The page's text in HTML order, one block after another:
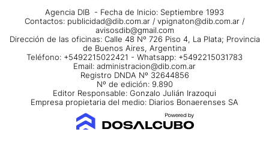
Agencia DIB - Fecha de Inicio: Septiembre 1993
Contactos: publicidad@dib.com.ar / vpignaton@dib.com.ar /
avisosdib@gmail.com
Dirección de las oficinas: Calle 48 Nº 726 Piso 4, La Plata; Provincia
de Buenos Aires, Argentina
Teléfono: +5492215022421 - Whatsapp: +5492215031783
Email: administracion@dib.com.ar
Registro DNDA Nº 32644856
Nº de edición: 9.890
Editor Responsable: Gonzalo Julián Irazoqui
Empresa propietaria del medio: Diarios Bonaerenses SA